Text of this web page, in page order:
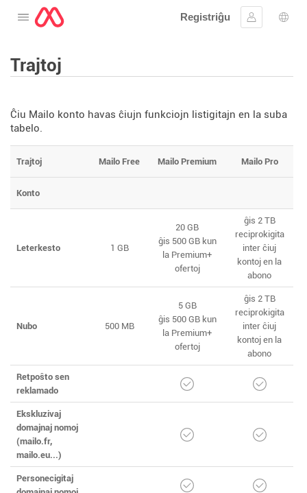
Malfermu la menuon
Registriĝu
Ensaluti
Trajtoj
Ĉiu Mailo konto havas ĉiujn funkciojn listigitajn en la suba
tabelo.
Trajtoj Mailo Free Mailo Premium Mailo Pro
Konto
Leterkesto 1 GB
20 GB
ĝis 500 GB kun
la Premium+
ofertoj
ĝis 2 TB
reciprokigita
inter ĉiuj
kontoj en la
abono
Nubo 500 MB
5 GB
ĝis 500 GB kun
la Premium+
ofertoj
ĝis 2 TB
reciprokigita
inter ĉiuj
kontoj en la
abono
Retpoŝto sen
reklamado
Ekskluzivaj
domajnaj nomoj
(mailo.fr,
mailo.eu...)
Personecigitaj